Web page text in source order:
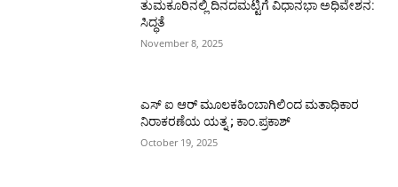
ತುಮಕೂರಿನಲ್ಲಿ ದಿನದಮಟ್ಟಿಗೆ ವಿಧಾನಭಾ ಅಧಿವೇಶನ:
ಸಿದ್ಧತೆ
November 8, 2025
ಎಸ್ ಐ ಆರ್ ಮೂಲಕಹಿಂಬಾಗಿಲಿಂದ ಮತಾಧಿಕಾರ
ನಿರಾಕರಣೆಯ ಯತ್ನ ; ಕಾಂ.ಪ್ರಕಾಶ್
October 19, 2025